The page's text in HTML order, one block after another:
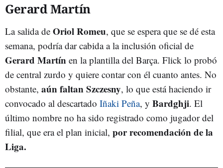
Gerard Martín
La salida de Oriol Romeu, que se espera que se dé esta
semana, podría dar cabida a la inclusión oficial de
Gerard Martín en la plantilla del Barça. Flick lo probó
de central zurdo y quiere contar con él cuanto antes. No
obstante, aún faltan Szczesny, lo que está haciendo ir
convocado al descartado Iñaki Peña, y Bardghji. El
último nombre no ha sido registrado como jugador del
filial, que era el plan inicial, por recomendación de la
Liga.